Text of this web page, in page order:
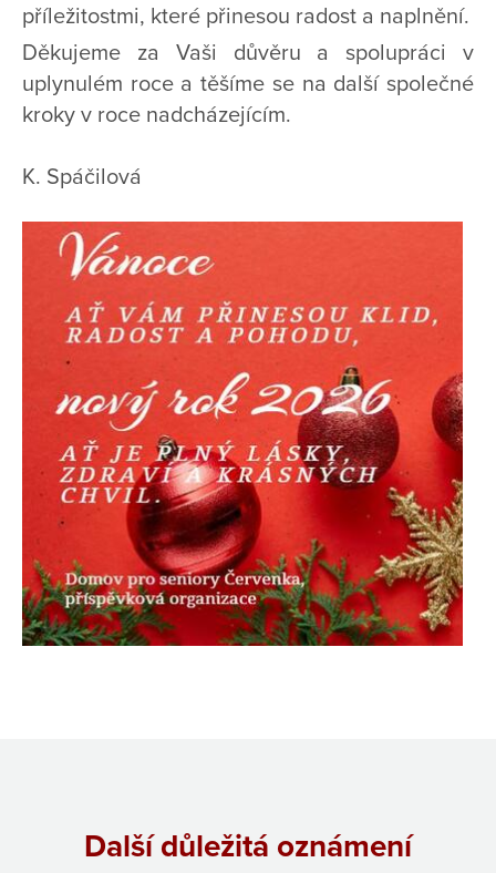
příležitostmi, které přinesou radost a naplnění.
Děkujeme za Vaši důvěru a spolupráci v
uplynulém roce a těšíme se na další společné
kroky v roce nadcházejícím.
K. Spáčilová
Další důležitá oznámení